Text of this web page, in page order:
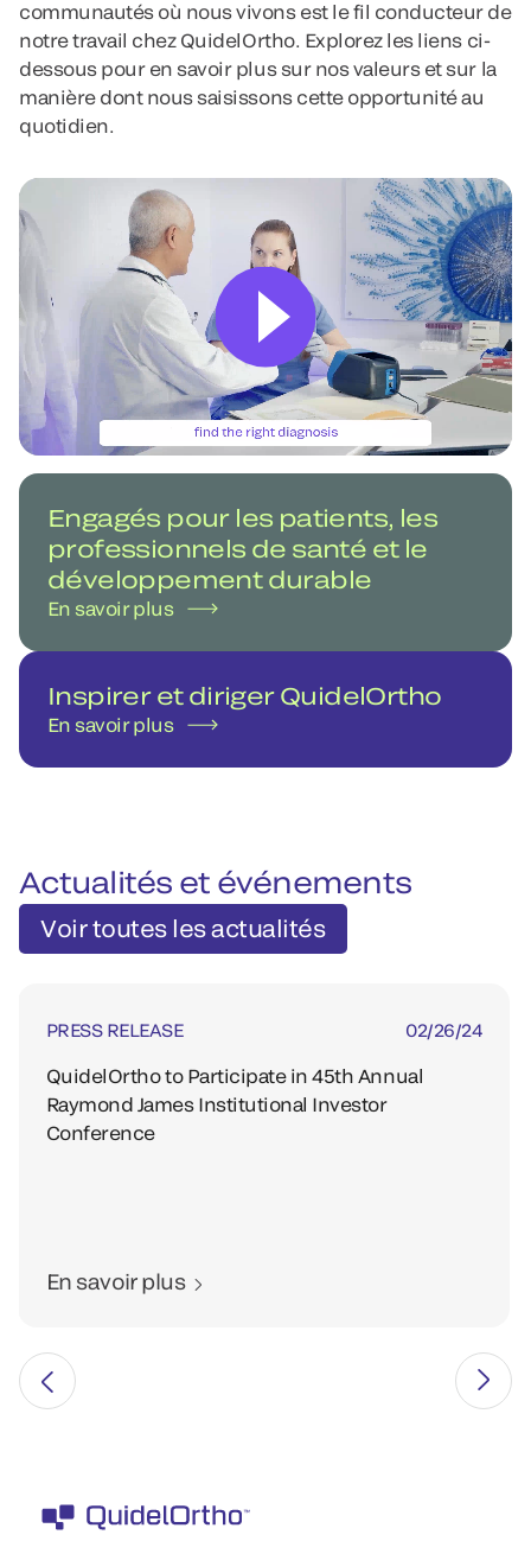
communautés où nous vivons est le fil conducteur de
notre travail chez QuidelOrtho. Explorez les liens ci-
dessous pour en savoir plus sur nos valeurs et sur la
manière dont nous saisissons cette opportunité au
quotidien.
Engagés pour les patients, les
professionnels de santé et le
développement durable
En savoir plus
Inspirer et diriger QuidelOrtho
En savoir plus
Actualités et événements
Voir toutes les actualités
PRESS RELEASE 02/26/24
QuidelOrtho to Participate in 45th Annual
Raymond James Institutional Investor
Conference
En savoir plus